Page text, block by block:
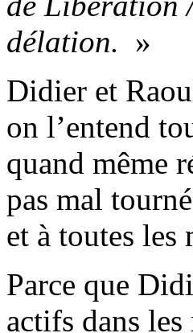
délation. »
Didier et
on l’entend
quand même
pas mal
et à toutes les
Parce que
actifs dans